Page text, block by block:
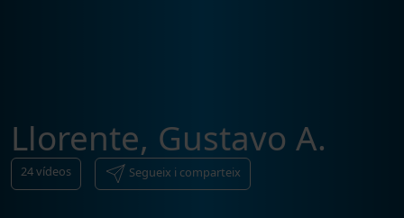
Llorente, Gustavo A.
24vídeos Segueix i comparteix